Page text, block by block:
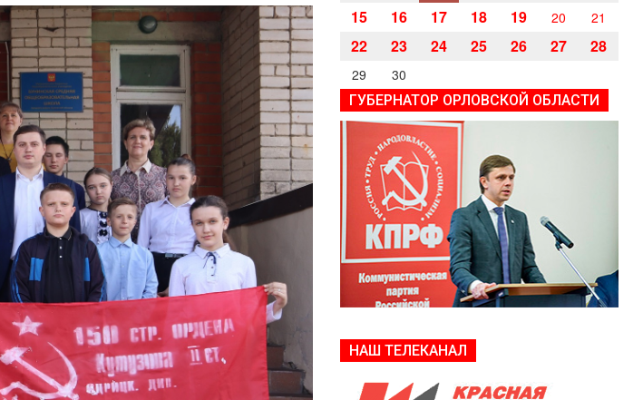
15 16 17 18 19 20 21
22 23 24 25 26 27 28
29 30
ГУБЕРНАТОР ОРЛОВСКОЙ ОБЛАСТИ
НАШ ТЕЛЕКАНАЛ